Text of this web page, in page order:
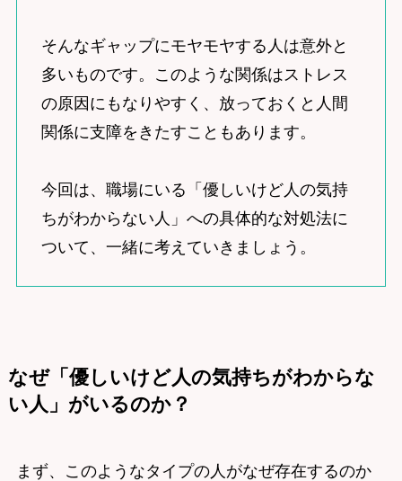
そんなギャップにモヤモヤする人は意外と
多いものです。このような関係はストレス
の原因にもなりやすく、放っておくと人間
関係に支障をきたすこともあります。
今回は、職場にいる「優しいけど人の気持
ちがわからない人」への具体的な対処法に
ついて、一緒に考えていきましょう。
なぜ「優しいけど人の気持ちがわからな
い人」がいるのか？
まず、このようなタイプの人がなぜ存在するのか